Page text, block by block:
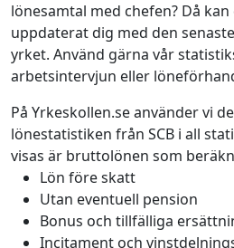
lönesamtal med chefen? Då
uppdaterat dig med den
yrket. Använd gärna vår
arbetsintervjun eller
På Yrkeskollen.se använder vi
lönestatistiken från SCB i all
visas är bruttolönen som
Lön före skatt
Utan eventuell pension
Bonus och tillfälliga
Incitament och